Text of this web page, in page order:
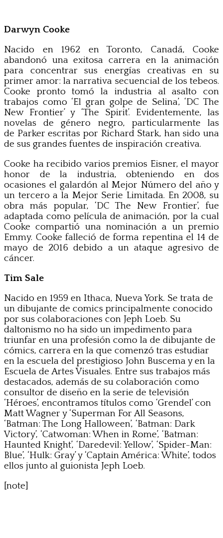
Darwyn Cooke
Nacido en 1962 en Toronto, Canadá, Cooke
abandonó una exitosa carrera en la animación
para concentrar sus energías creativas en su
primer amor: la narrativa secuencial de los tebeos.
Cooke pronto tomó la industria al asalto con
trabajos como ‘El gran golpe de Selina’, ‘DC The
New Frontier’ y ‘The Spirit’. Evidentemente, las
novelas de género negro, particularmente las
de Parker escritas por Richard Stark, han sido una
de sus grandes fuentes de inspiración creativa.
Cooke ha recibido varios premios Eisner, el mayor
honor de la industria, obteniendo en dos
ocasiones el galardón al Mejor Número del año y
un tercero a la Mejor Serie Limitada. En 2008, su
obra más popular, ‘DC The New Frontier’, fue
adaptada como película de animación, por la cual
Cooke compartió una nominación a un premio
Emmy. Cooke falleció de forma repentina el 14 de
mayo de 2016 debido a un ataque agresivo de
cáncer.
Tim Sale
Nacido en 1959 en Ithaca, Nueva York. Se trata de
un dibujante de comics principalmente conocido
por sus colaboraciones con Jeph Loeb. Su
daltonismo no ha sido un impedimento para
triunfar en una profesión como la de dibujante de
cómics, carrera en la que comenzó tras estudiar
en la escuela del prestigioso John Buscema y en la
Escuela de Artes Visuales. Entre sus trabajos más
destacados, además de su colaboración como
consultor de diseño en la serie de televisión
‘Héroes’, encontramos títulos como ‘Grendel’ con
Matt Wagner y ‘Superman For All Seasons,
‘Batman: The Long Halloween’, ‘Batman: Dark
Victory’, ‘Catwoman: When in Rome’, ‘Batman:
Haunted Knight’, ‘Daredevil: Yellow’, ‘Spider-Man:
Blue’, ‘Hulk: Gray’ y ‘Captain América: White’, todos
ellos junto al guionista Jeph Loeb.
[note]